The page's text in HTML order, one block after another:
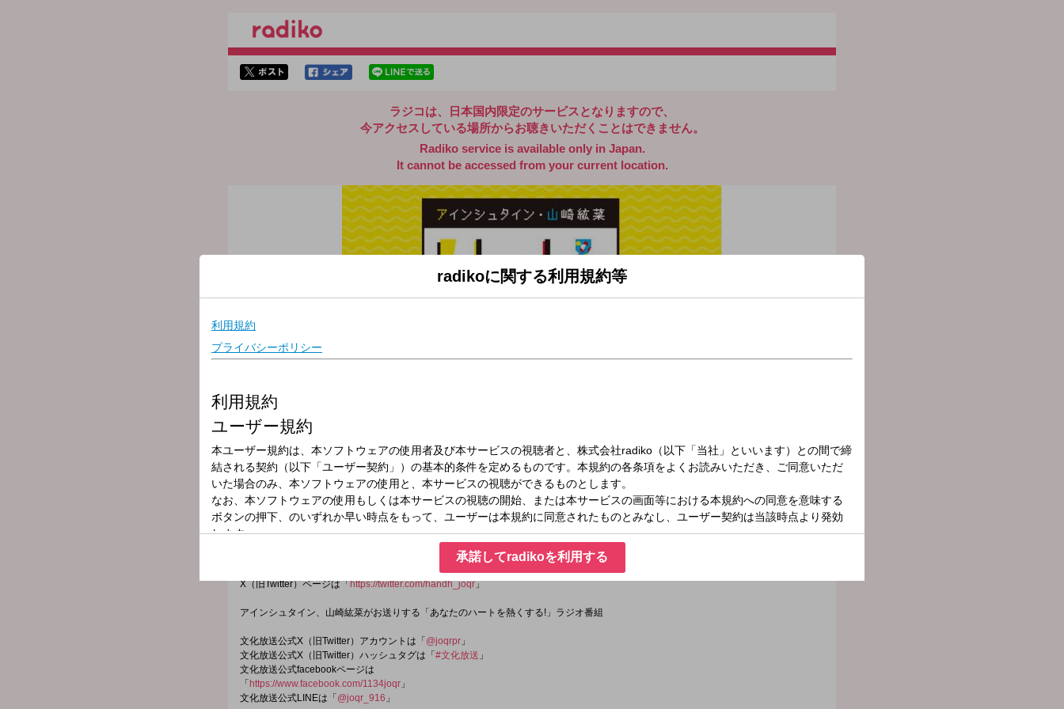
ラジコは、日本国内限定のサービスとなりますので、
今アクセスしている場所からお聴きいただくことはできません。
Radiko service is available only in Japan.
It cannot be accessed from your current location.
放送局
放送時間
2025年9月14日（日）16:00～16:55
番組名
アインシュタイン・山崎紘菜 Heat&Heart！
X（旧Twitter）ページは「https://twitter.com/handh_joqr」
アインシュタイン、山崎紘菜がお送りする「あなたのハートを熱くする!」ラジオ番組
文化放送公式X（旧Twitter）アカウントは「 @joqrpr 」
文化放送公式X（旧Twitter）ハッシュタグは「 #文化放送 」
文化放送公式facebookページは
「 https://www.facebook.com/1134joqr 」
文化放送公式LINEは「 @joqr_916 」
radikoに関する利用規約等
承諾してradikoを利用する